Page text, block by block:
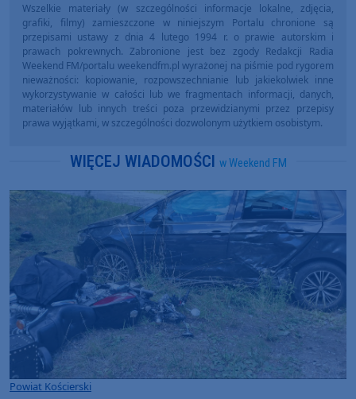
Wszelkie materiały (w szczególności informacje lokalne, zdjęcia,
grafiki, filmy) zamieszczone w niniejszym Portalu chronione są
przepisami ustawy z dnia 4 lutego 1994 r. o prawie autorskim i
prawach pokrewnych. Zabronione jest bez zgody Redakcji Radia
Weekend FM/portalu weekendfm.pl wyrażonej na piśmie pod rygorem
nieważności: kopiowanie, rozpowszechnianie lub jakiekolwiek inne
wykorzystywanie w całości lub we fragmentach informacji, danych,
materiałów lub innych treści poza przewidzianymi przez przepisy
prawa wyjątkami, w szczególności dozwolonym użytkiem osobistym.
WIĘCEJ WIADOMOŚCI w Weekend FM
Powiat Kościerski